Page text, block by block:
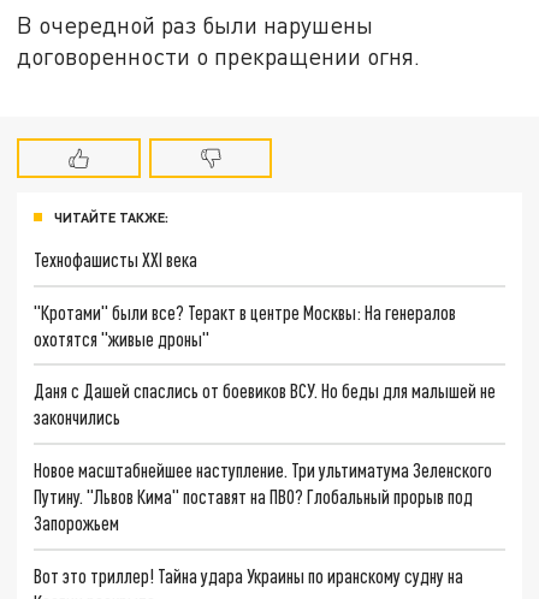
В очередной раз были нарушены
договоренности о прекращении огня.
ЧИТАЙТЕ ТАКЖЕ:
Технофашисты XXI века
"Кротами" были все? Теракт в центре Москвы: На генералов
охотятся "живые дроны"
Даня с Дашей спаслись от боевиков ВСУ. Но беды для малышей не
закончились
Новое масштабнейшее наступление. Три ультиматума Зеленского
Путину. "Львов Кима" поставят на ПВО? Глобальный прорыв под
Запорожьем
Вот это триллер! Тайна удара Украины по иранскому судну на